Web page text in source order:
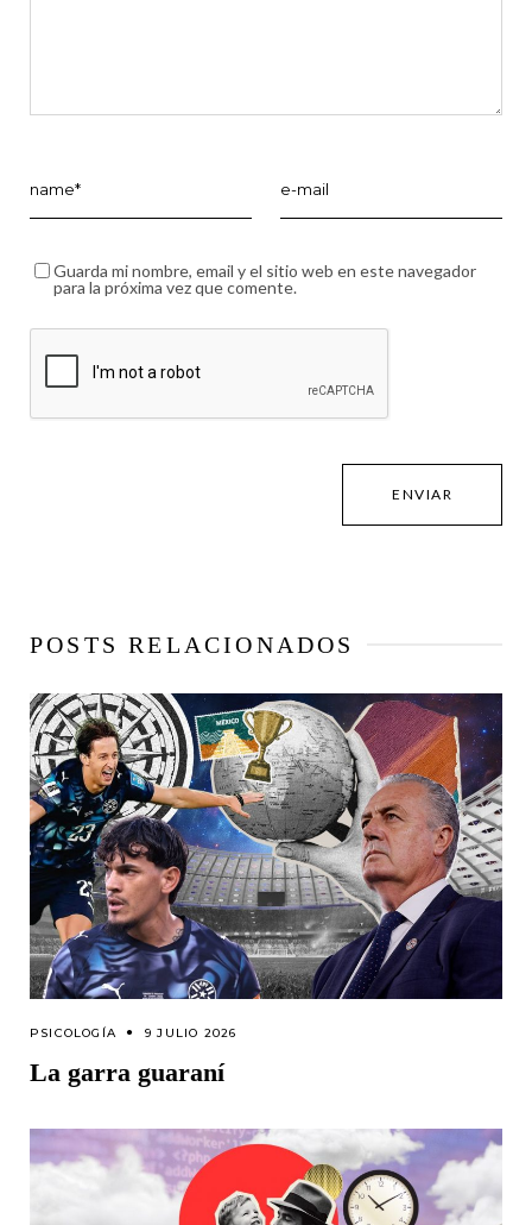
Guarda mi nombre, email y el sitio web en este navegador
para la próxima vez que comente.
POSTS RELACIONADOS
PSICOLOGÍA 9 JULIO 2026
La garra guaraní